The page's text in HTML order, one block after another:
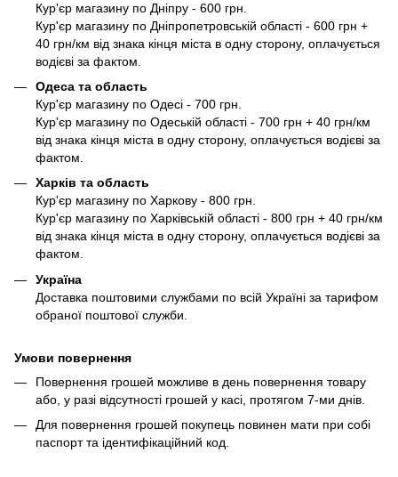
Кур'єр магазину по Дніпру - 600 грн.
Кур'єр магазину по Дніпропетровській області - 600 грн +
40 грн/км від знака кінця міста в одну сторону, оплачується
водієві за фактом.
Одеса та область
Кур'єр магазину по Одесі - 700 грн.
Кур'єр магазину по Одеській області - 700 грн + 40 грн/км
від знака кінця міста в одну сторону, оплачується водієві за
фактом.
Харків та область
Кур'єр магазину по Харкову - 800 грн.
Кур'єр магазину по Харківській області - 800 грн + 40 грн/км
від знака кінця міста в одну сторону, оплачується водієві за
фактом.
Україна
Доставка поштовими службами по всій Україні за тарифом
обраної поштової служби.
Умови повернення
Повернення грошей можливе в день повернення товару
або, у разі відсутності грошей у касі, протягом 7-ми днів.
Для повернення грошей покупець повинен мати при собі
паспорт та ідентифікаційний код.